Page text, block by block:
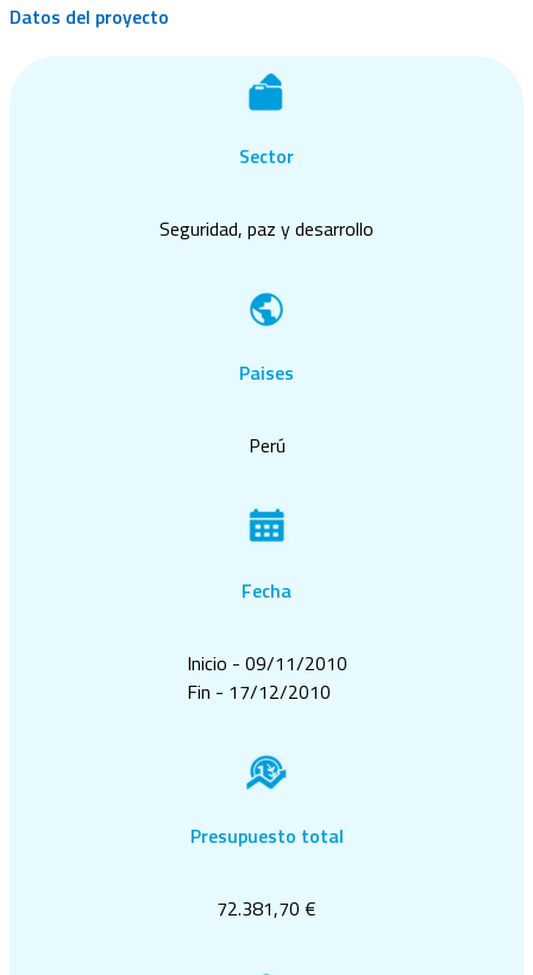
Datos del proyecto
Sector
Seguridad, paz y desarrollo
Paises
Perú
Fecha
Inicio - 09/11/2010
Fin - 17/12/2010
Presupuesto total
72.381,70 €